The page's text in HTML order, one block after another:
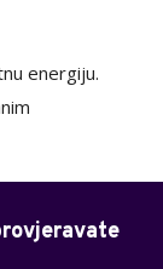
energiju.